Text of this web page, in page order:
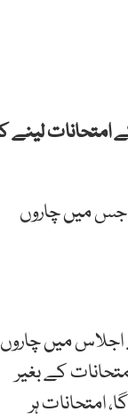
امتحانات لینے
جس میں چاروں
اجلاس میں چاروں
کے بغیر
امتحانات ہر